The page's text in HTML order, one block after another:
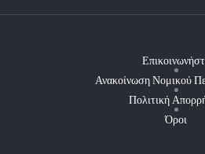
Ανακοίνωση Νομικού
Πολιτική
Όροι